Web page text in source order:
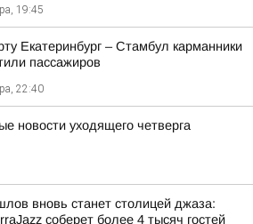
19:45
Екатеринбург – Стамбул карманники
пассажиров
22:40
новости уходящего четверга
вновь станет столицей джаза:
соберет более 4 тысяч гостей